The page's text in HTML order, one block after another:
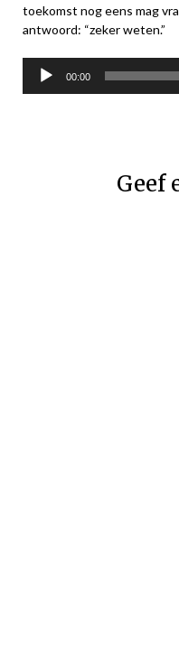
toekomst nog eens mag
antwoord: “zeker weten.”
Audiospeler
00:00
Geef